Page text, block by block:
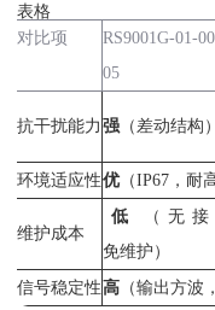
表格
对比项
RS9001G-01-
05
抗干扰能力 强 ‌（差动结构）
环境适应性优（IP67，耐
维护成本
低
（无接
免维护）
信号稳定性高 （输出方波